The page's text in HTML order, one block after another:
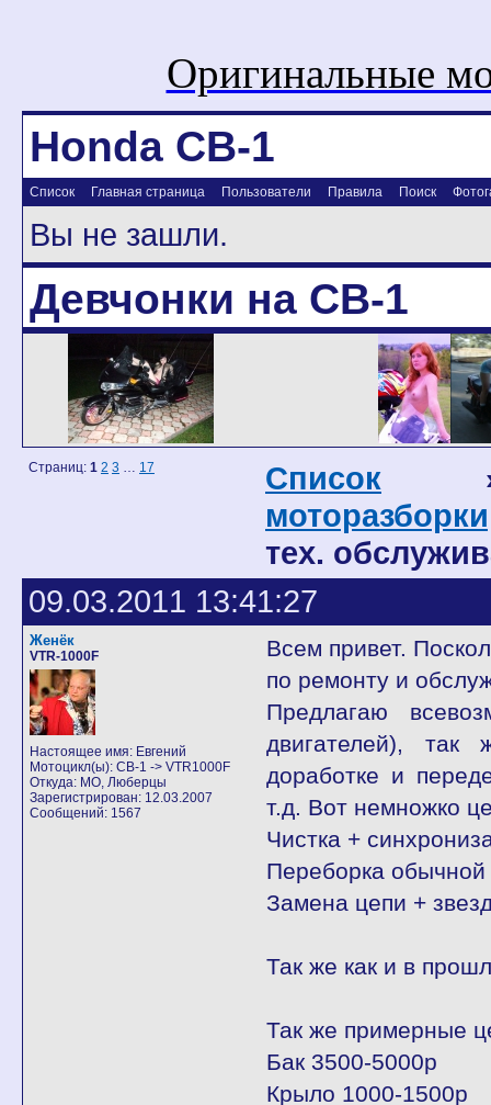
Оригинальные
Honda CB-1
Список Главная страница Пользователи Правила Поиск
Вы не зашли.
Девчонки на CB-1
Страниц: 1 2 3 … 17 Список
тех.
09.03.2011 13:41:27
Женёк
VTR-1000F
Настоящее имя: Евгений
Мотоцикл(ы): CB-1 -> VTR1000F
Откуда: МО, Люберцы
Зарегистрирован: 12.03.2007
Сообщений: 1567
Всем привет.
по ремонту и
Предлагаю
двигателей), так
доработке и
т.д. Вот немножко
Чистка +
Переборка
Замена цепи +
Так же как и в
Так же примерные
Бак 3500-5000р
Крыло 1000-1500р